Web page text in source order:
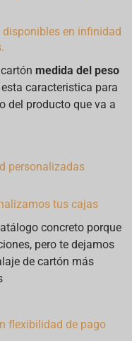
en infinidad
medida del peso
caracteristica para
del producto que va a
tus cajas
concreto porque
pero te dejamos
de cartón más